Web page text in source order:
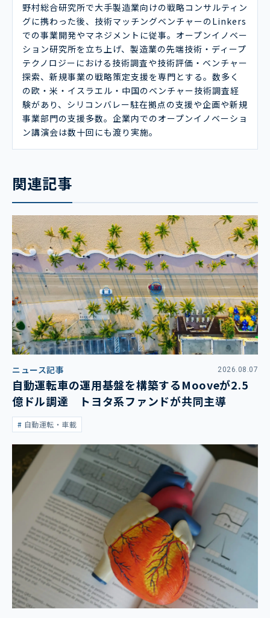
野村総合研究所で大手製造業向けの戦略コンサルティン
グに携わった後、技術マッチングベンチャーのLinkers
での事業開発やマネジメントに従事。オープンイノベー
ション研究所を立ち上げ、製造業の先端技術・ディープ
テクノロジーにおける技術調査や技術評価・ベンチャー
探索、新規事業の戦略策定支援を専門とする。数多く
の欧・米・イスラエル・中国のベンチャー技術調査経
験があり、シリコンバレー駐在拠点の支援や企画や新規
事業部門の支援多数。企業内でのオープンイノベーショ
ン講演会は数十回にも渡り実施。
関連記事
ニュース記事 2026.08.07
自動運転車の運用基盤を構築するMooveが2.5
億ドル調達 トヨタ系ファンドが共同主導
自動運転・車載